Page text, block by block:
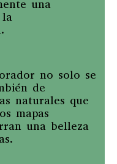
una
no solo se
de
naturales que
mapas
una belleza